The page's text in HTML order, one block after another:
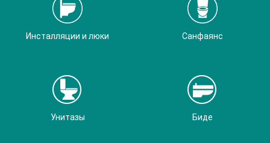
Инсталляции и люки Санфаянс
Унитазы Биде